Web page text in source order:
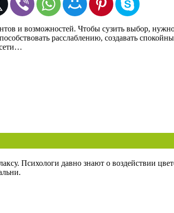
и возможностей. Чтобы сузить выбор, нужно
расслаблению, создавать
Психологи давно знают о воздействии